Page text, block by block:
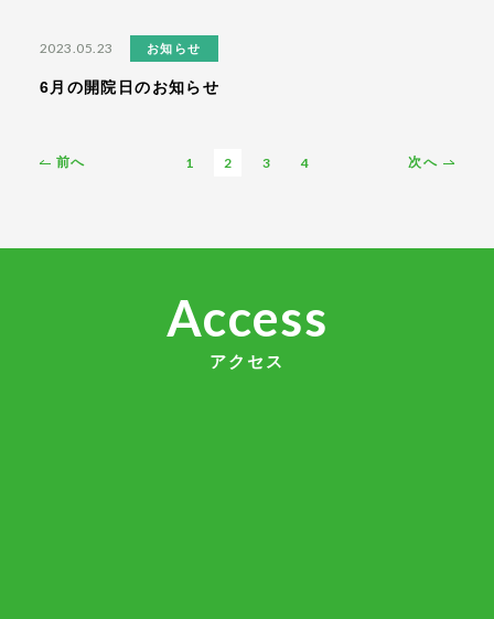
2023.05.23 お知らせ
6月の開院日のお知らせ
前へ 1 2 3 4 次へ
Access
アクセス